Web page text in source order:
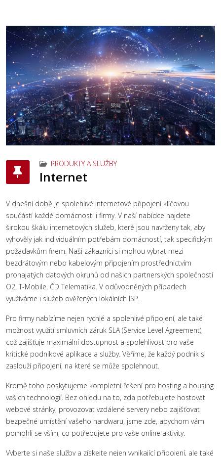
PRODUKTY A SLUŽBY
Internet
V dnešní době je spolehlivé internetové připojení klíčovou
součástí každé domácnosti i firmy. V naší nabídce najdete
širokou škálu internetových služeb, které jsou navrženy tak, aby
vyhověly jak individuálním potřebám domácností, tak specifickým
požadavkům firem. Naši zákazníci si mohou vybrat mezi
bezdrátovým nebo kabelovým připojením prostřednictvím
pronajatých datových okruhů od našich partnerských společností
O2, T-Mobile, ČD Telematika. V odůvodněných případech
využíváme i služeb ověřených lokálních ISP.
Pro firmy nabízíme nejen rychlé a spolehlivé připojení, ale také
možnost využití smluvních záruk SLA (Service Level Agreement),
což zajišťuje maximální dostupnost a spolehlivost pro vaše
kritické podnikové aplikace a služby. Věříme, že každý podnik si
zaslouží připojení, na které se může spolehnout.
Kromě toho poskytujeme kompletní řešení pro hosting a housing
vašich technologií. Bez ohledu na to, zda potřebujete hostovat
webové stránky, provozovat vzdálené servery nebo zajišťovat
bezpečné umístění vašeho hardwaru, jsme zde, abychom vám
pomohli se vším, co potřebujete pro vaše online aktivity.
Vyberte si naše služby a získejte nejen vynikající připojení, ale také